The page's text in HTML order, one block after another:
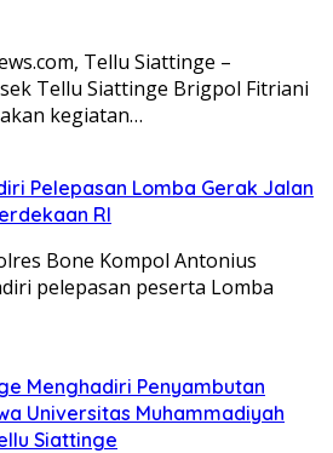
Tellu Siattinge –
Tellu Siattinge Brigpol Fitriani
kegiatan…
Pelepasan Lomba Gerak Jalan
RI
Bone Kompol Antonius
pelepasan peserta Lomba
Menghadiri Penyambutan
Universitas Muhammadiyah
Siattinge